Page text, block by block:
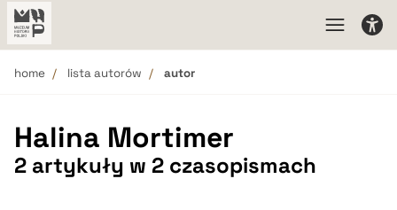
home lista autorów autor
Halina Mortimer
2 artykuły w 2 czasopismach